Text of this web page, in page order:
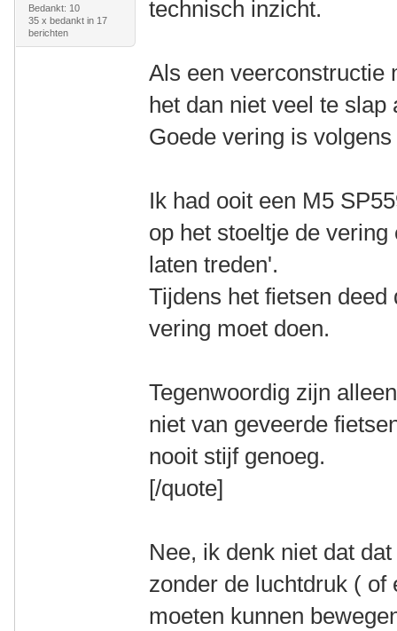
Bedankt: 10
35 x bedankt in 17
berichten
technisch inzicht.
Als een veerconstructie
het dan niet veel te slap
Goede vering is
Ik had ooit een M5
op het stoeltje de
laten treden'.
Tijdens het fietsen
vering moet doen.
Tegenwoordig zijn
niet van geveerde
nooit stijf genoeg.
[/quote]
Nee, ik denk niet dat
zonder de luchtdruk (
moeten kunnen